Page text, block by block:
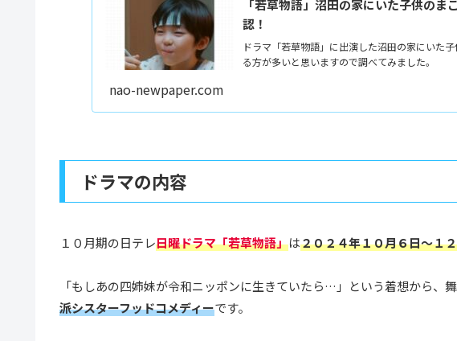
「若草物語」沼田の家にいた子供の
認！
ドラマ「若草物語」に出演した沼田の家にいた
る方が多いと思いますので調べてみました。
nao-newpaper.com
ドラマの内容
１０月期の日テレ日曜ドラマ「若草物語」は２０２４年１０月６日～１
「もしあの四姉妹が令和ニッポンに生きていたら…」という着想から、
派シスターフッドコメディーです。